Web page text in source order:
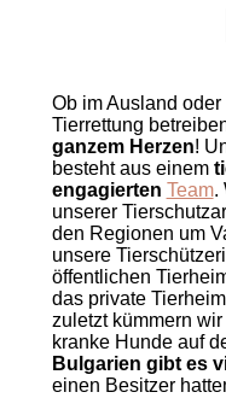
Ob im Ausland
Tierrettung
ganzem Herzen!
besteht aus einem
engagierten Team.
unserer
den Regionen um
unsere
öffentlichen
das private
zuletzt kümmern
kranke Hunde auf
Bulgarien gibt es
einen Besitzer